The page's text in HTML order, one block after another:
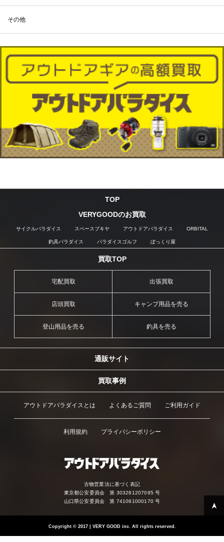
その他
TOP
VERYGOODのお買取
サイクルパラダイス スペースブキヤ アウトドアパラダイス ORBITAL
釣具パラダイス パラダイスゴルフ ぼっくり屋
買取TOP
宅配買取 出張買取
店頭買取 キャンプ用品を売る
登山用品を売る 釣具を売る
通販サイト
買取事例
アウトドアパラダイスとは よくあるご質問 ご利用ガイド
利用規約 プライバシーポリシー
古物営業法に基づく表記
東京都公安委員会 第 303281207095 号
山口県公安委員会 第 741081000170 号
Copyright ©2017 | VERY GOOD inc. All rights reserved.